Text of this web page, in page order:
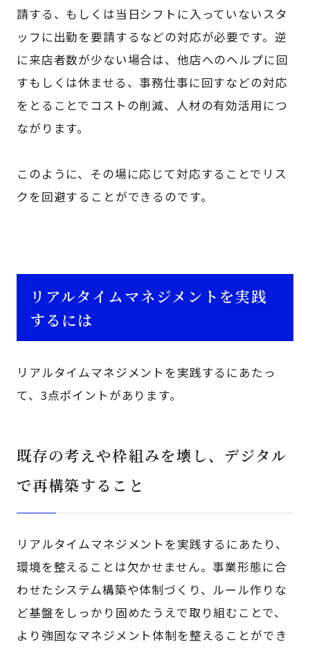
請する、もしくは当日シフトに入っていないスタ
ッフに出勤を要請するなどの対応が必要です。逆
に来店者数が少ない場合は、他店へのヘルプに回
すもしくは休ませる、事務仕事に回すなどの対応
をとることでコストの削減、人材の有効活用につ
ながります。
このように、その場に応じて対応することでリス
クを回避することができるのです。
リアルタイムマネジメントを実践
するには
リアルタイムマネジメントを実践するにあたっ
て、3点ポイントがあります。
既存の考えや枠組みを壊し、デジタル
で再構築すること
リアルタイムマネジメントを実践するにあたり、
環境を整えることは欠かせません。事業形態に合
わせたシステム構築や体制づくり、ルール作りな
ど基盤をしっかり固めたうえで取り組むことで、
より強固なマネジメント体制を整えることができ